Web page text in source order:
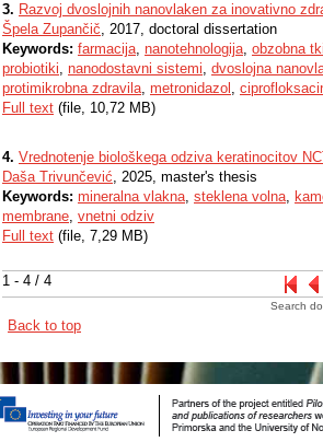
1 - 4 / 4
3. Razvoj dvoslojnih nanovlaken za inovativno
Špela Zupančič, 2017, doctoral dissertation
Keywords: farmacija, nanotehnologija, obzobna
probiotiki, nanodostavni sistemi, dvoslojna
protimikrobna zdravila, metronidazol ,
Full text (file, 10,72 MB)
4. Vrednotenje biološkega odziva keratinocitov
Daša Trivunčević, 2025, master's thesis
Keywords: mineralna vlakna, steklena volna,
membrane, vnetni odziv
Full text (file, 7,29 MB)
Search
Back to top